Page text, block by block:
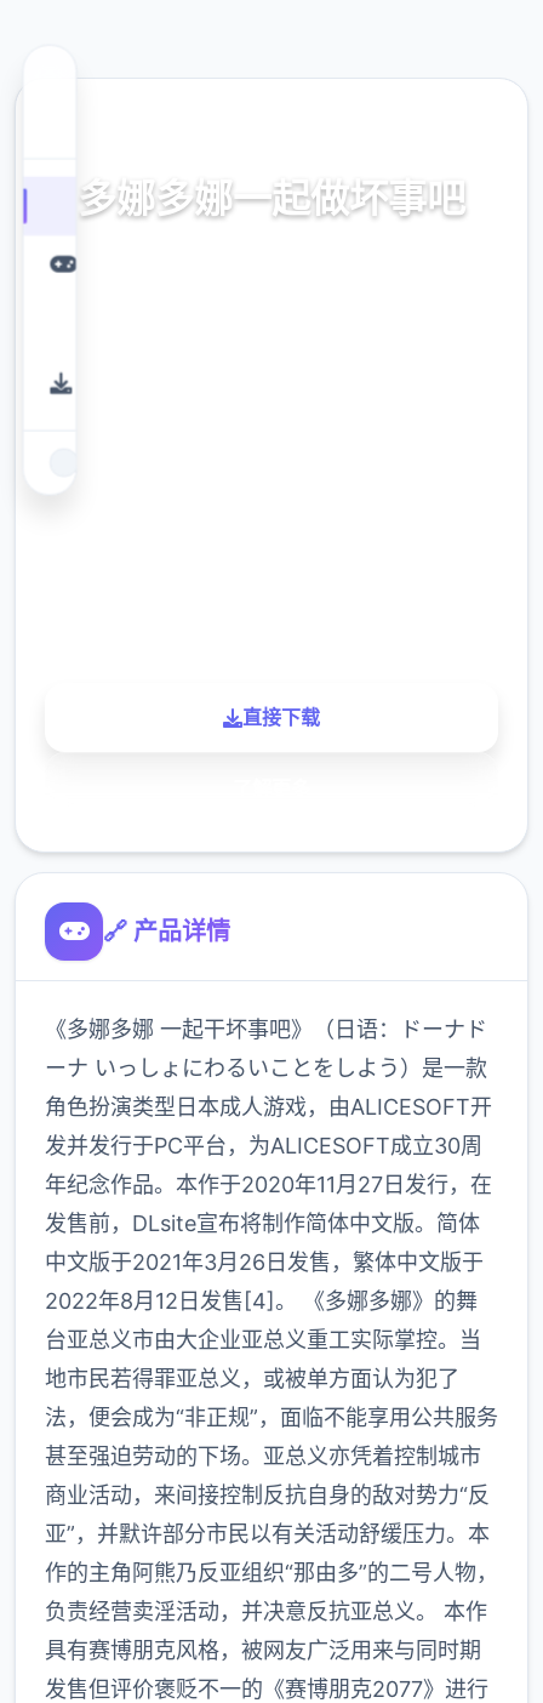
多娜多娜一起做坏事吧
官方中文，中文下载，中文入口，官网入口，
直接下载
🔗 产品详情
《多娜多娜 一起干坏事吧》（日语：ドーナド
ーナ いっしょにわるいことをしよう）是一款
角色扮演类型日本成人游戏，由ALICESOFT开
发并发行于PC平台，为ALICESOFT成立30周
年纪念作品。本作于2020年11月27日发行，在
发售前，DLsite宣布将制作简体中文版。简体
中文版于2021年3月26日发售，繁体中文版于
2022年8月12日发售[4]。 《多娜多娜》的舞
台亚总义市由大企业亚总义重工实际掌控。当
地市民若得罪亚总义，或被单方面认为犯了
法，便会成为“非正规”，面临不能享用公共服务
甚至强迫劳动的下场。亚总义亦凭着控制城市
商业活动，来间接控制反抗自身的敌对势力“反
亚”，并默许部分市民以有关活动舒缓压力。本
作的主角阿熊乃反亚组织“那由多”的二号人物，
负责经营卖淫活动，并决意反抗亚总义。 本作
具有赛博朋克风格，被网友广泛用来与同时期
发售但评价褒贬不一的《赛博朋克2077》进行